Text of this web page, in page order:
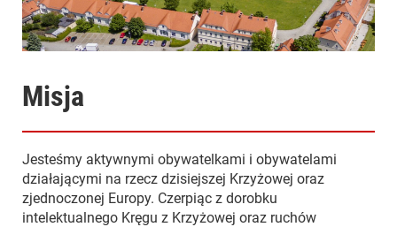
Misja
Jesteśmy aktywnymi obywatelkami i obywatelami
działającymi na rzecz dzisiejszej Krzyżowej oraz
zjednoczonej Europy. Czerpiąc z dorobku
intelektualnego Kręgu z Krzyżowej oraz ruchów